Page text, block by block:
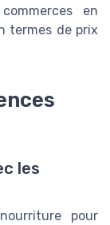
en
termes de prix
les
pour